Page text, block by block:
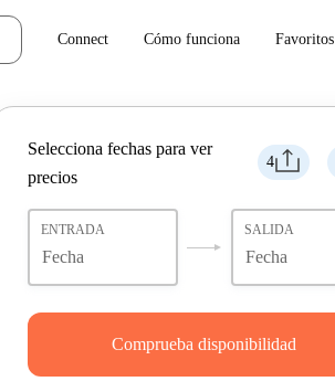
Connect Cómo funciona Favoritos
4
Selecciona fechas para ver
precios
ENTRADA SALIDA
Comprueba disponibilidad